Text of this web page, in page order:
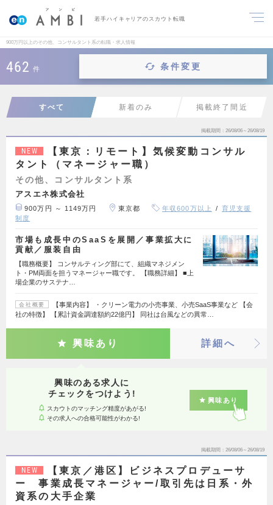
若手ハイキャリアのスカウト転職
900万円以上のその他、コンサルタント系の転職・求人情報
462 件 条件変更
すべて 新着のみ 掲載終了間近
掲載期間 26/08/06～26/08/19
NEW
【東京：リモート】気候変動コンサル
タント（マネージャー職）
その他、コンサルタント系
アスエネ株式会社
900万円 ～ 1149万円 東京都 年収600万以上
育児支援
制度
市場も成長中のSaaSを展開／事業拡大に
貢献／服装自由
【職務概要】 コンサルティング部にて、組織マネジメン
ト・PM両面を担うマネージャー職です。 【職務詳細】 ■上
場企業のサステナ…
会社概要
【事業内容】 ・クリーン電力の小売事業、小売SaaS事業など 【会
社の特徴】 【累計資金調達額約22億円】 同社は台風などの異常…
興味あり 詳細へ
興味のある求人に
チェックをつけよう!
スカウトのマッチング精度があがる!
その求人への合格可能性がわかる!
興味あり
掲載期間 26/08/06～26/08/19
NEW
【東京／港区】ビジネスプロデューサ
ー 事業成長マネージャー/取引先は日系・外
資系の大手企業